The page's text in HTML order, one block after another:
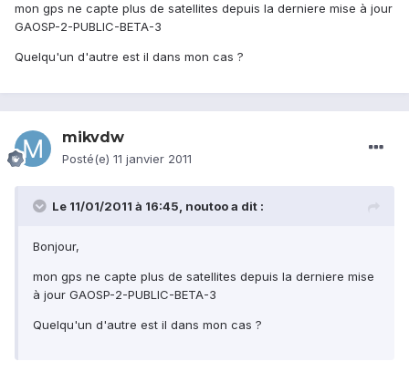
mon gps ne capte plus de satellites depuis la derniere mise à jour
GAOSP-2-PUBLIC-BETA-3
Quelqu'un d'autre est il dans mon cas ?
mikvdw
Posté(e) 11 janvier 2011
Le 11/01/2011 à 16:45, noutoo a dit :
Bonjour,
mon gps ne capte plus de satellites depuis la derniere mise
à jour GAOSP-2-PUBLIC-BETA-3
Quelqu'un d'autre est il dans mon cas ?